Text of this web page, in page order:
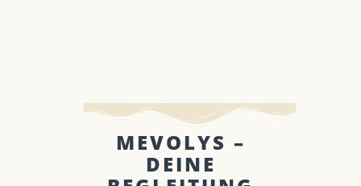
MEVOLYS –
DEINE